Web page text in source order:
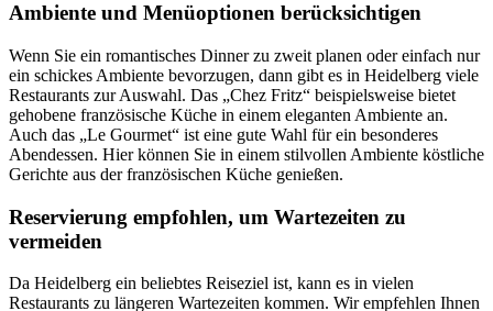
Ambiente und Menüoptionen berücksichtigen
Wenn Sie ein romantisches Dinner zu zweit planen oder einfach nur
ein schickes Ambiente bevorzugen, dann gibt es in Heidelberg viele
Restaurants zur Auswahl. Das „Chez Fritz“ beispielsweise bietet
gehobene französische Küche in einem eleganten Ambiente an.
Auch das „Le Gourmet“ ist eine gute Wahl für ein besonderes
Abendessen. Hier können Sie in einem stilvollen Ambiente köstliche
Gerichte aus der französischen Küche genießen.
Reservierung empfohlen, um Wartezeiten zu
vermeiden
Da Heidelberg ein beliebtes Reiseziel ist, kann es in vielen
Restaurants zu längeren Wartezeiten kommen. Wir empfehlen Ihnen